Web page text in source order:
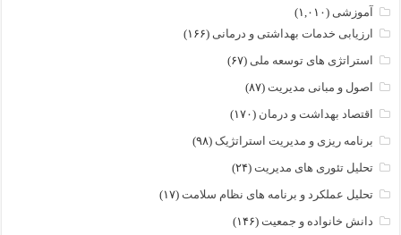
آموزشی (۱,۰۱۰)
ارزیابی خدمات بهداشتی و درمانی (۱۶۶)
استراتژی های توسعه ملی (۶۷)
اصول و مبانی مدیریت (۸۷)
اقتصاد بهداشت و درمان (۱۷۰)
برنامه ریزی و مدیریت استراتژیک (۹۸)
تحلیل تئوری های مدیریت (۲۴)
تحلیل عملکرد و برنامه های نظام سلامت (۱۷)
دانش خانواده و جمعیت (۱۴۶)